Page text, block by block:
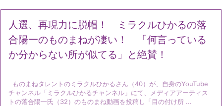
人選、再現力に脱帽！ ミラクルひかるの落
合陽一のものまねが凄い！ 「何言っている
か分からない所が似てる」と絶賛！
ものまねタレントのミラクルひかるさん（40）が、自身のYouTube
チャンネル「ミラクルひかるチャンネル」にて、メディアアーティス
トの落合陽一氏（32）のものまね動画を投稿し「目の付け所 ...